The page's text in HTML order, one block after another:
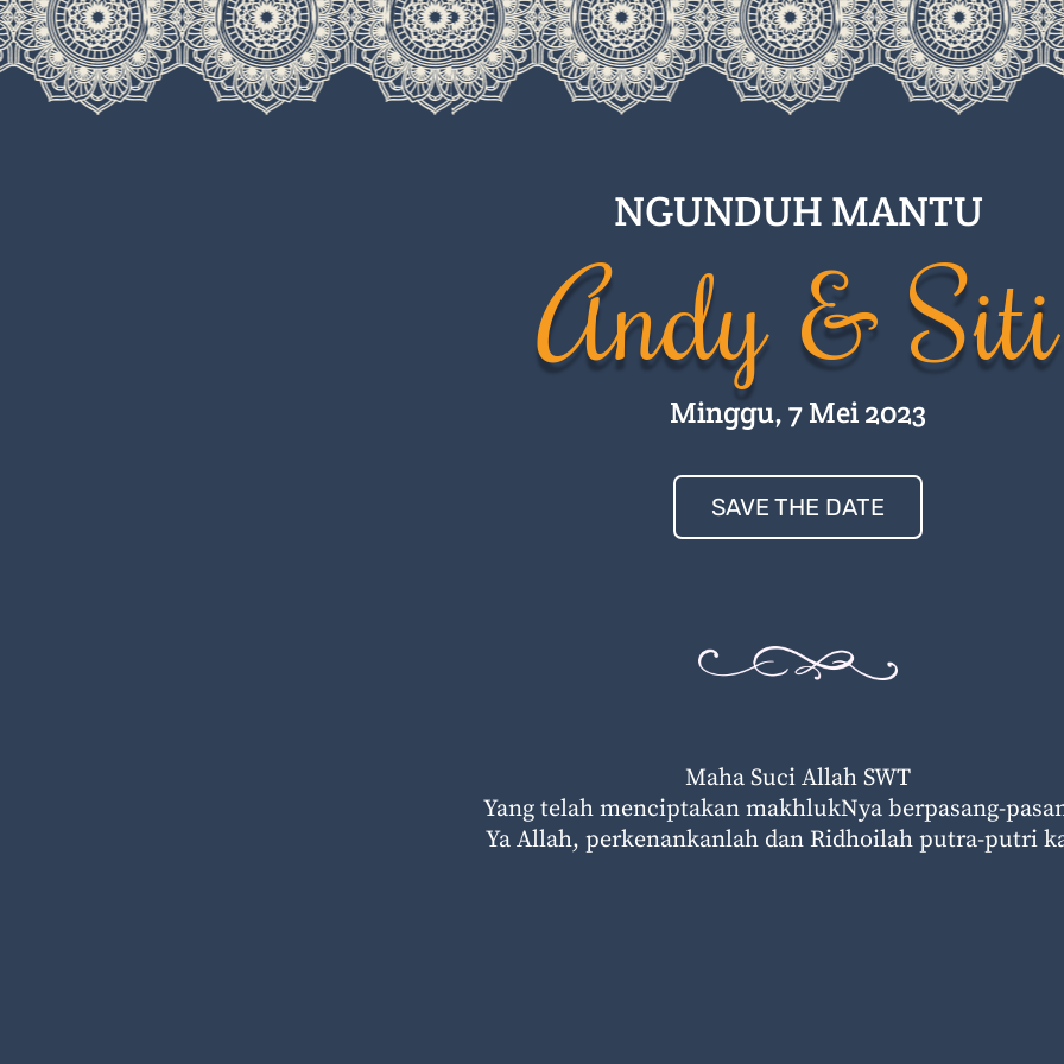
NGUNDUH MANTU
Andy & Siti
Minggu, 7 Mei 2023
SAVE THE DATE
Maha Suci Allah SWT
Yang telah menciptakan makhlukNya berpasang-
Ya Allah, perkenankanlah dan Ridhoilah putra-putri